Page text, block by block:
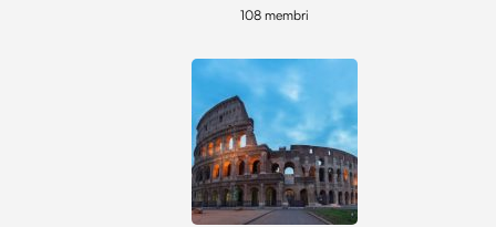
108 membri